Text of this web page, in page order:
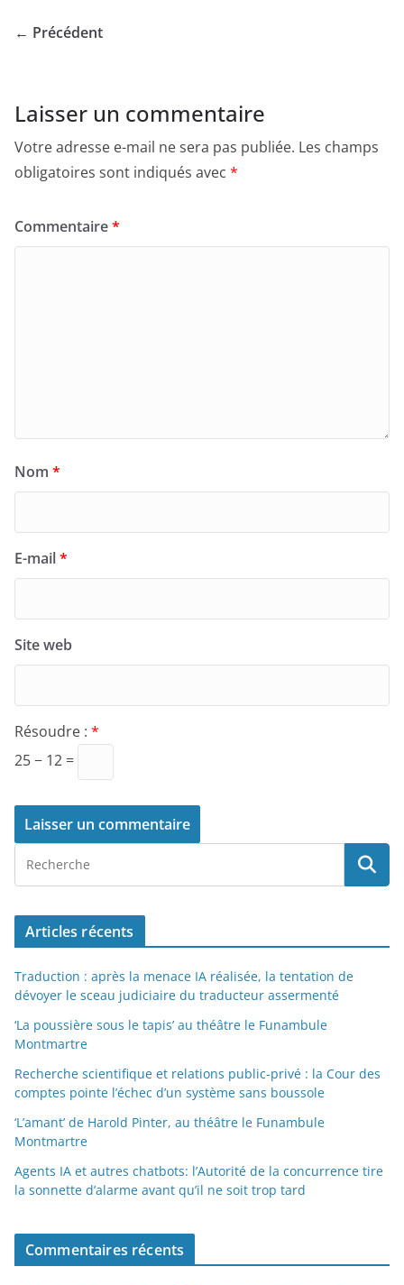
← Précédent
Laisser un commentaire
Votre adresse e-mail ne sera pas publiée. Les champs
obligatoires sont indiqués avec *
Commentaire*
Nom *
E-mail*
Site web
Résoudre : *
25 − 12 =
Articles récents
Traduction : après la menace IA réalisée, la tentation de
dévoyer le sceau judiciaire du traducteur assermenté
‘La poussière sous le tapis’ au théâtre le Funambule
Montmartre
Recherche scientifique et relations public-privé : la Cour des
comptes pointe l’échec d’un système sans boussole
‘L’amant’ de Harold Pinter, au théâtre le Funambule
Montmartre
Agents IA et autres chatbots: l’Autorité de la concurrence tire
la sonnette d’alarme avant qu’il ne soit trop tard
Commentaires récents